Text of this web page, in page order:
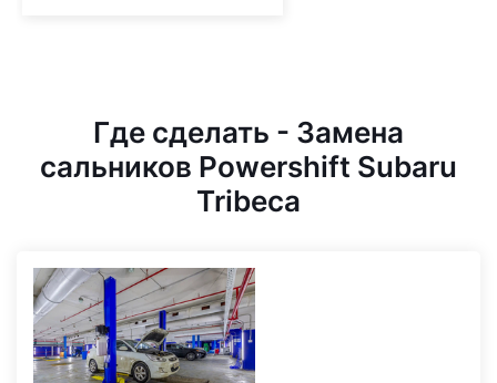
Где сделать - Замена
сальников Powershift Subaru
Tribeca